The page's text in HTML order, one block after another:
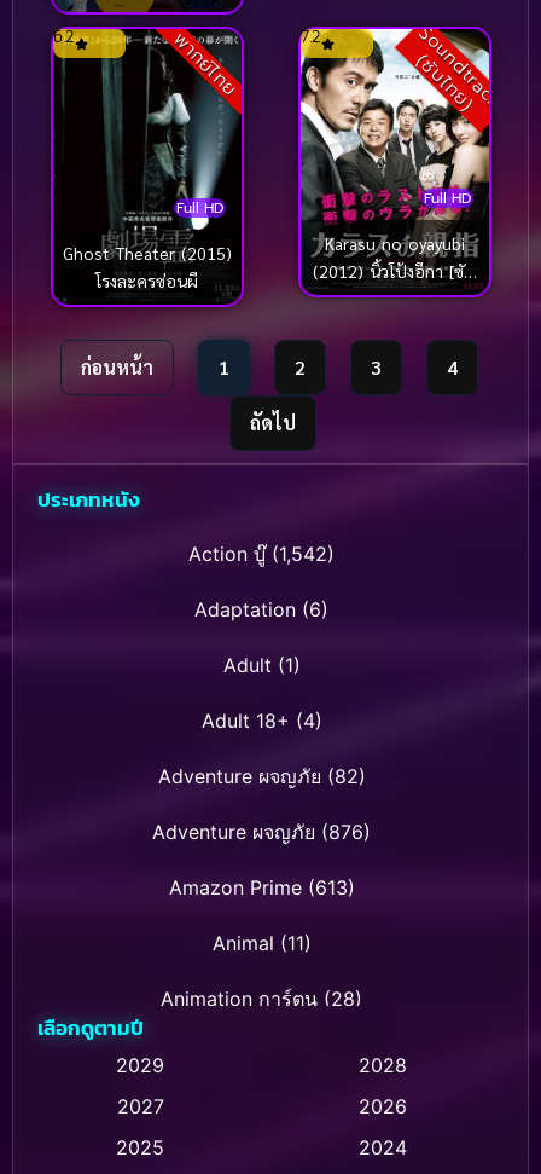
Strikes Back (1998)
ความแค้นของมิวทู
พากย์ไทย
Full HD
6.2
Ghost Theater (2015)
โรงละครซ่อนผี
S
o
u
n
d
t
r
a
c
k
(
ซั
บ
ไ
ท
ย
)
Full HD
7.2
Karasu no oyayubi
(2012) นิ้วโป้งอีกา [ซับ
ไทย]
ก่อนหน้า 1 2 3 4
ถัดไป
ประเภทหนัง
Action บู๊(1,542)
Adaptation (6)
Adult (1)
Adult 18+ (4)
Adventure ผจญภัย (82)
Adventure ผจญภัย (876)
Amazon Prime(613)
Animal (11)
Animation การ์ตูน (28)
Animation การ์ตูน (236)
Animation การ์ตูน (32)
เลือกดูตามปี
2029
2028
2027
2026
2025
2024